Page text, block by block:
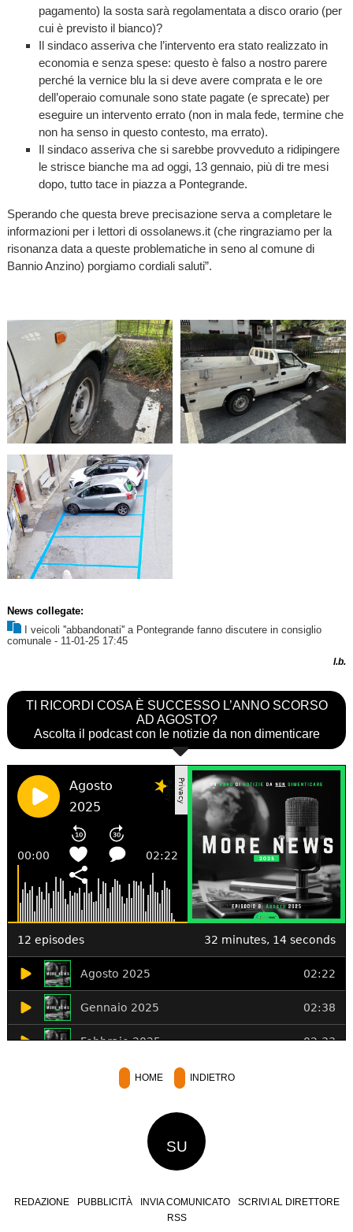
pagamento) la sosta sarà regolamentata a disco orario (per
cui è previsto il bianco)?
Il sindaco asseriva che l’intervento era stato realizzato in
economia e senza spese: questo è falso a nostro parere
perché la vernice blu la si deve avere comprata e le ore
dell’operaio comunale sono state pagate (e sprecate) per
eseguire un intervento errato (non in mala fede, termine che
non ha senso in questo contesto, ma errato).
Il sindaco asseriva che si sarebbe provveduto a ridipingere
le strisce bianche ma ad oggi, 13 gennaio, più di tre mesi
dopo, tutto tace in piazza a Pontegrande.
Sperando che questa breve precisazione serva a completare le
informazioni per i lettori di ossolanews.it (che ringraziamo per la
risonanza data a queste problematiche in seno al comune di
Bannio Anzino) porgiamo cordiali saluti”.
News collegate:
I veicoli ''abbandonati'' a Pontegrande fanno discutere in consiglio
comunale- 11-01-25 17:45
l.b.
TI RICORDI COSA È SUCCESSO L’ANNO SCORSO
AD AGOSTO?
Ascolta il podcast con le notizie da non dimenticare
HOME INDIETRO
SU
REDAZIONE PUBBLICITÀ INVIA COMUNICATO
SCRIVI AL DIRETTORE
RSS